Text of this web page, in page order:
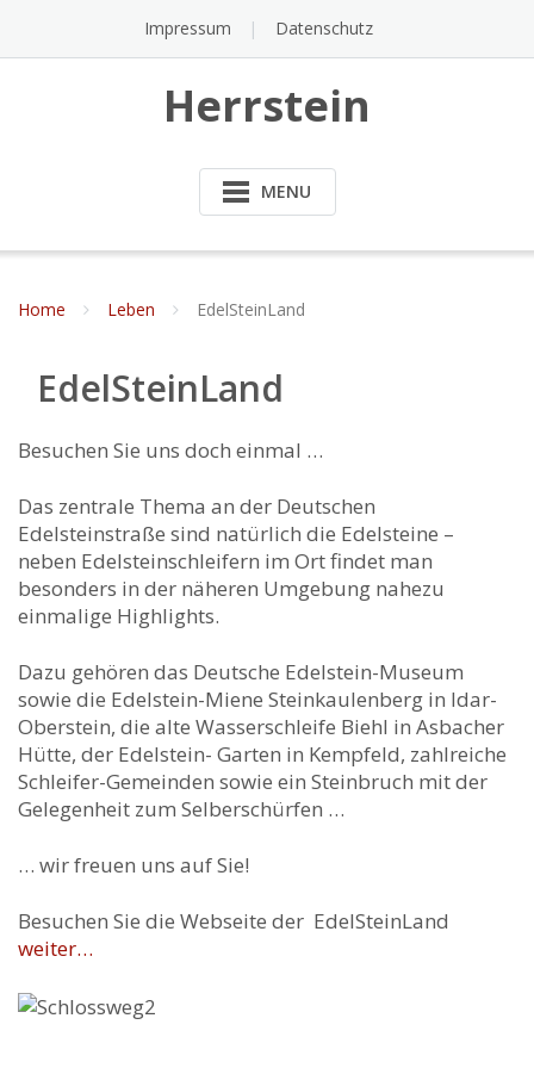
Impressum Datenschutz
Herrstein
MENU
Home Leben EdelSteinLand
EdelSteinLand
Besuchen Sie uns doch einmal …
Das zentrale Thema an der Deutschen
Edelsteinstraße sind natürlich die Edelsteine –
neben Edelsteinschleifern im Ort findet man
besonders in der näheren Umgebung nahezu
einmalige Highlights.
Dazu gehören das Deutsche Edelstein-Museum
sowie die Edelstein-Miene Steinkaulenberg in Idar-
Oberstein, die alte Wasserschleife Biehl in Asbacher
Hütte, der Edelstein- Garten in Kempfeld, zahlreiche
Schleifer-Gemeinden sowie ein Steinbruch mit der
Gelegenheit zum Selberschürfen …
… wir freuen uns auf Sie!
Besuchen Sie die Webseite der EdelSteinLand
weiter…